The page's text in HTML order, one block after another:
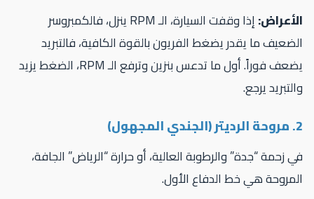
إذا وقفت السيارة، الـ RPM ينزل، فالكمبروسر
ما يقدر يضغط الفريون بالقوة الكافية، فالتبريد
يضعف فوراً. أول ما تدعس بنزين وترفع الـ RPM، الضغط يزيد
يرجع.
زحمة “جدة” والرطوبة العالية، أو حرارة “الرياض” الجافة،
هي خط الدفاع الأول.